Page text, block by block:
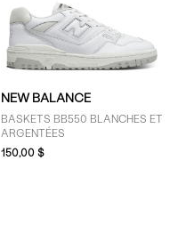
NEW BALANCE
BASKETS BB550 BLANCHES ET
ARGENTÉES
150,00 $